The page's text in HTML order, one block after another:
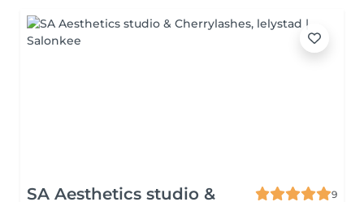
SA Aesthetics studio &
9